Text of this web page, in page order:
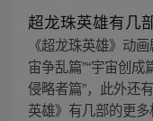
超龙珠英雄有几
《超龙珠英雄》动
宙争乱篇”“宇宙创成
侵略者篇”，此外还
英雄》有几部的更